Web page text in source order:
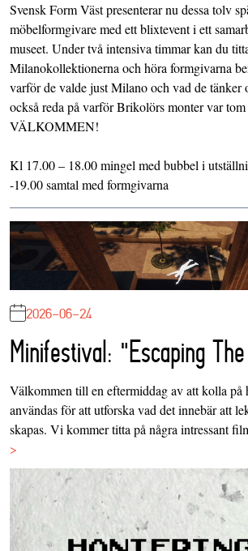
Svensk Form Väst presenterar nu dessa tolv
möbelformgivare med ett blixtevent i ett
museet. Under två intensiva timmar kan du
Milanokollektionerna och höra formgivarna
varför de valde just Milano och vad de tänker
också reda på varför Brikolörs monter var
VÄLKOMMEN!
Kl 17.00 – 18.00 mingel med bubbel i
-19.00 samtal med formgivarna
2026-06-24
Minifestival: "Escaping
Välkommen till en eftermiddag av att kolla på
användas för att utforska vad det innebär att
skapas. Vi kommer titta på några intressant
>